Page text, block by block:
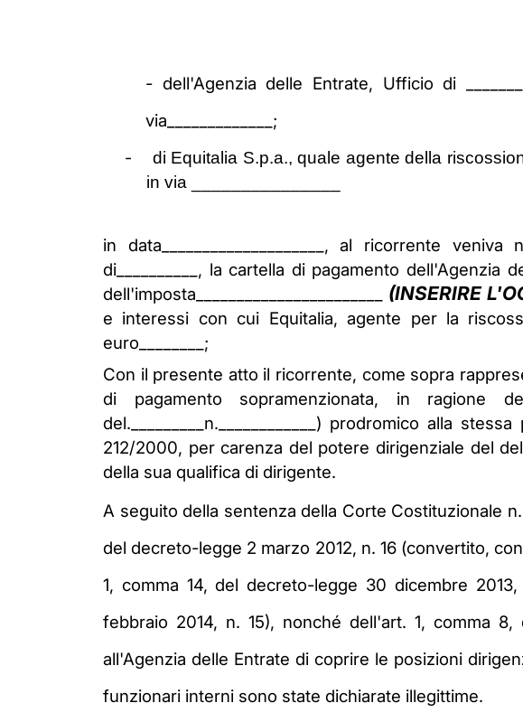
- dell'Agenzia delle Entrate, Ufficio di
via_____________;
-
di Equitalia S.p.a., quale agente della
in via _______________
in data____________________, al ricorrente
di__________, la cartella di pagamento dell'Agenzia
dell'imposta_______________________ (INSERIRE
e interessi con cui Equitalia, agente per la
euro________;
Con il presente atto il ricorrente, come sopra
di pagamento sopramenzionata, in ragione
del._________n.____________) prodromico alla
212/2000, per carenza del potere dirigenziale del
della sua qualifica di dirigente.
A seguito della sentenza della Corte Costituzionale
del decreto-legge 2 marzo 2012, n. 16 (convertito,
1, comma 14, del decreto-legge 30 dicembre
febbraio 2014, n. 15), nonché dell'art. 1, comma
all'Agenzia delle Entrate di coprire le posizioni
funzionari interni sono state dichiarate illegittime.